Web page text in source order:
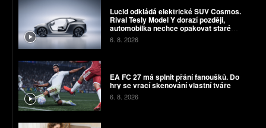
Lucid odkládá elektrické SUV Cosmos.
Rival Tesly Model Y dorazí později,
automobilka nechce opakovat staré
chyby
6. 8. 2026
EA FC 27 má splnit přání fanoušků. Do
hry se vrací skenování vlastní tváře
6. 8. 2026